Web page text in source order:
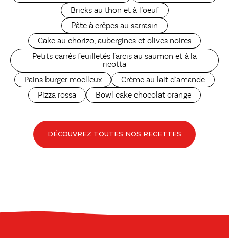
Bricks au thon et à l’oeuf
Pâte à crêpes au sarrasin
Cake au chorizo, aubergines et olives noires
Petits carrés feuilletés farcis au saumon et à la
ricotta
Pains burger moelleux
Crème au lait d’amande
Pizza rossa
Bowl cake chocolat orange
DÉCOUVREZ TOUTES NOS RECETTES